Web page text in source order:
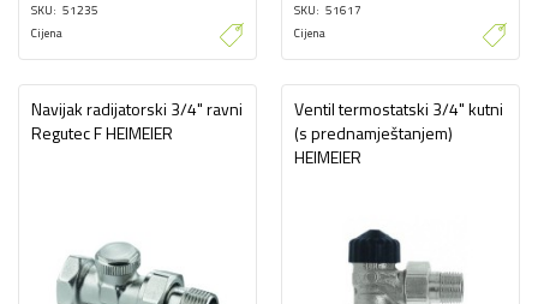
SKU 51235
Cijena
SKU 51617
Cijena
Navijak radijatorski 3/4" ravni
Regutec F HEIMEIER
Ventil termostatski 3/4" kutni
(s prednamještanjem)
HEIMEIER